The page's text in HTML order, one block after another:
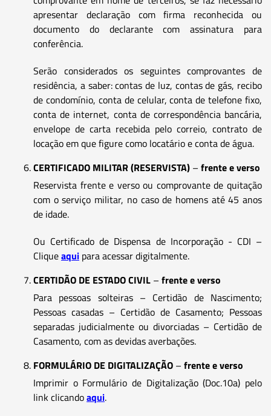
apresentar declaração com firma reconhecida ou
documento do declarante com assinatura para
conferência.
Serão considerados os seguintes comprovantes de
residência, a saber: contas de luz, contas de gás, recibo
de condomínio, conta de celular, conta de telefone fixo,
conta de internet, conta de correspondência bancária,
envelope de carta recebida pelo correio, contrato de
locação em que figure como locatário e conta de água.
CERTIFICADO MILITAR (RESERVISTA) – frente e verso
Reservista frente e verso ou comprovante de quitação
com o serviço militar, no caso de homens até 45 anos
de idade.
Ou Certificado de Dispensa de Incorporação - CDI –
Cliqueaqui para acessar digitalmente.
CERTIDÃO DE ESTADO CIVIL – frente e verso
Para pessoas solteiras – Certidão de Nascimento;
Pessoas casadas – Certidão de Casamento; Pessoas
separadas judicialmente ou divorciadas – Certidão de
Casamento, com as devidas averbações.
FORMULÁRIO DE DIGITALIZAÇÃO – frente e verso
Imprimir o Formulário de Digitalização (Doc.10a) pelo
link clicandoaqui.